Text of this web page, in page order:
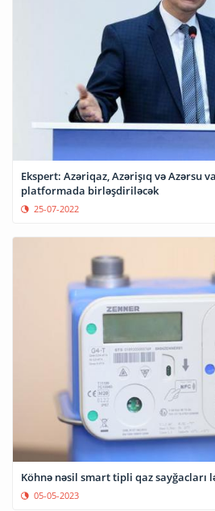
Ekspert: Azəriqaz, Azərişıq və Azərsu
platformada birləşdiriləcək
25-07-2022
Köhnə nəsil smart tipli qaz sayğacları
05-05-2023